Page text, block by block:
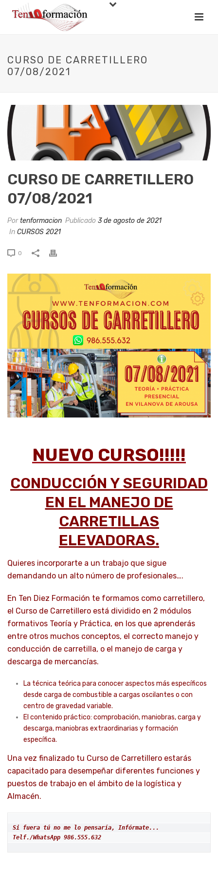
CURSO DE CARRETILLERO
07/08/2021
CURSO DE CARRETILLERO
07/08/2021
Portenformacion Publicado 3 de agosto de 2021
In CURSOS 2021
0
NUEVO CURSO!!!!!
CONDUCCIÓN Y SEGURIDAD
EN EL MANEJO DE
CARRETILLAS
ELEVADORAS.
Quieres incorporarte a un trabajo que sigue
demandando un alto número de profesionales….
En Ten Diez Formación te formamos como carretillero,
el Curso de Carretillero está dividido en 2 módulos
formativos Teoría y Práctica, en los que aprenderás
entre otros muchos conceptos, el correcto manejo y
conducción de carretilla, o el manejo de carga y
descarga de mercancías.
La técnica teórica para conocer aspectos más específicos
desde carga de combustible a cargas oscilantes o con
centro de gravedad variable.
El contenido práctico: comprobación, maniobras, carga y
descarga, maniobras extraordinarias y formación
específica.
Una vez finalizado tu Curso de Carretillero estarás
capacitado para desempeñar diferentes funciones y
puestos de trabajo en el ámbito de la logística y
Almacén.
Si fuera tú no me lo pensaría, Infórmate...
Telf./WhatsApp 986.555.632